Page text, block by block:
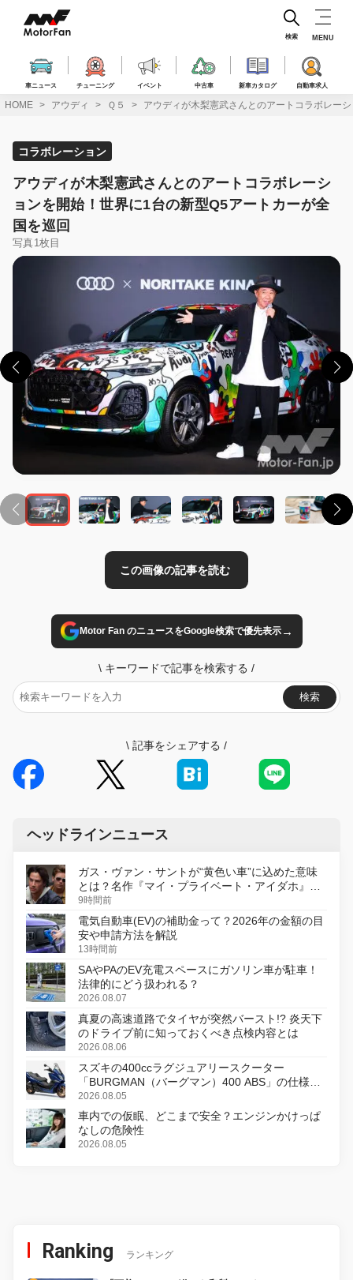
ス
車ニュース チューニング イベント 中古車 新車カタログ 自動車求人
検索 MENU
HOME アウディ Ｑ５ アウディが木梨憲武さんとのアートコラボレー
コラボレーション
アウディが木梨憲武さんとのアートコラボレーシ
ョンを開始！世界に1台の新型Q5アートカーが全
国を巡回
写真1枚目
この画像の記事を読む
Motor Fan のニュースをGoogle検索で優先表示→
\ キーワードで記事を検索する /
検索
\ 記事をシェアする /
ヘッドラインニュース
ガス・ヴァン・サントが“黄色い車”に込めた意味
とは？名作『マイ・プライベート・アイダホ』が
初のデジタルリマスター版で復活
9時間前
電気自動車(EV)の補助金って？2026年の金額の目
安や申請方法を解説
13時間前
SAやPAのEV充電スペースにガソリン車が駐車！
法律的にどう扱われる？
2026.08.07
真夏の高速道路でタイヤが突然バースト!? 炎天下
のドライブ前に知っておくべき点検内容とは
2026.08.06
スズキの400ccラグジュアリースクーター
「BURGMAN（バーグマン）400 ABS」の仕様を
変更し、8月18日に発売
2026.08.05
車内での仮眠、どこまで安全？エンジンかけっぱ
なしの危険性
2026.08.05
Ranking ランキング